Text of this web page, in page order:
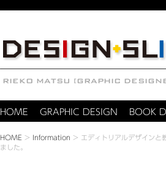
HOME GRAPHIC DESIGN BOOK
HOME > Information > エディトリアルデザインと
ました。